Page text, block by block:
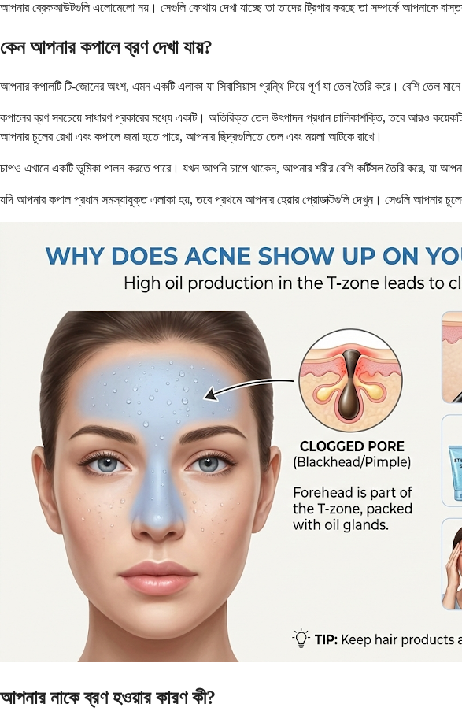
আপনার ব্রেকআউটগুলি এলোমেলো নয়। সেগুলি কোথায় দেখা যাচ্ছে তা তাদের ট্রিগার করছে তা সম্পর্কে আপনাকে
কেন আপনার কপালে ব্রণ দেখা যায়?
আপনার কপালটি টি-জোনের অংশ, এমন একটি এলাকা যা সিবাসিয়াস গ্রন্থি দিয়ে পূর্ণ যা তেল তৈরি করে। বেশি তেল
কপালের ব্রণ সবচেয়ে সাধারণ প্রকারের মধ্যে একটি। অতিরিক্ত তেল উৎপাদন প্রধান চালিকাশক্তি, তবে আরও
আপনার চুলের রেখা এবং কপালে জমা হতে পারে, আপনার ছিদ্রগুলিতে তেল এবং ময়লা আটকে রাখে।
চাপও এখানে একটি ভূমিকা পালন করতে পারে। যখন আপনি চাপে থাকেন, আপনার শরীর বেশি কর্টিসল তৈরি করে, যা
যদি আপনার কপাল প্রধান সমস্যাযুক্ত এলাকা হয়, তবে প্রথমে আপনার হেয়ার প্রোডাক্টগুলি দেখুন। সেগুলি আপনার
আপনার নাকে ব্রণ হওয়ার কারণ কী?